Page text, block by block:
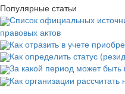
Популярные статьи
Список официальных
правовых актов
Как отразить в учете
Как определить статус
За какой период может
Как организации